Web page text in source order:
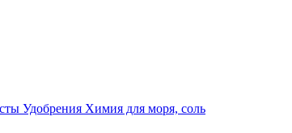
Удобрения Химия для моря, соль